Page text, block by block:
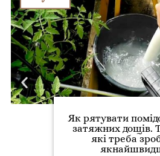
Як рятувати
затяжних дощів.
які треба